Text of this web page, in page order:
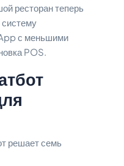
ресторан теперь
систему
с меньшими
POS.
решает семь